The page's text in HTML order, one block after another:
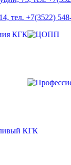
тел. +7(3522)